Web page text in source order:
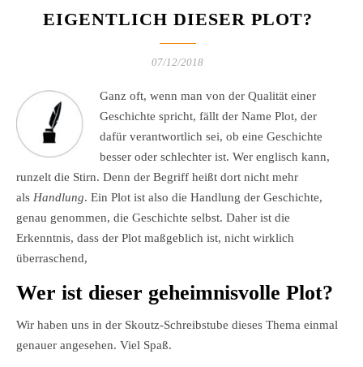
EIGENTLICH DIESER PLOT?
07/12/2018
Ganz oft, wenn man von der Qualität einer
Geschichte spricht, fällt der Name Plot, der
dafür verantwortlich sei, ob eine Geschichte
besser oder schlechter ist. Wer englisch kann,
runzelt die Stirn. Denn der Begriff heißt dort nicht mehr
als Handlung. Ein Plot ist also die Handlung der Geschichte,
genau genommen, die Geschichte selbst. Daher ist die
Erkenntnis, dass der Plot maßgeblich ist, nicht wirklich
überraschend,
Wer ist dieser geheimnisvolle Plot?
Wir haben uns in der Skoutz-Schreibstube dieses Thema einmal
genauer angesehen. Viel Spaß.